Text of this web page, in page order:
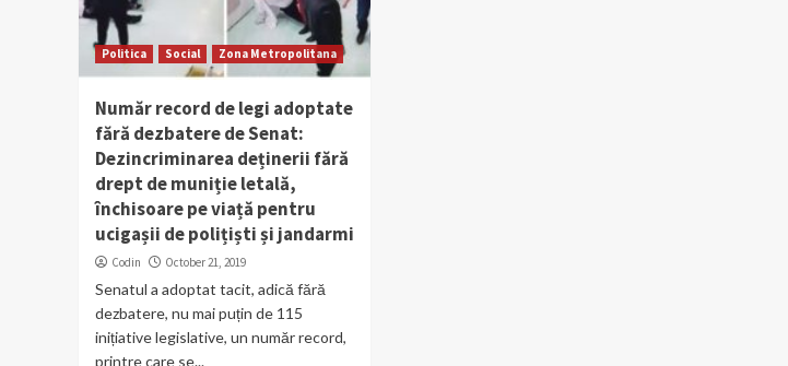
Politica Social Zona Metropolitana
Număr record de legi adoptate
fără dezbatere de Senat:
Dezincriminarea deținerii fără
drept de muniție letală,
închisoare pe viață pentru
ucigașii de polițiști și jandarmi
Codin October 21, 2019
Senatul a adoptat tacit, adică fără
dezbatere, nu mai puțin de 115
inițiative legislative, un număr record,
printre care se...